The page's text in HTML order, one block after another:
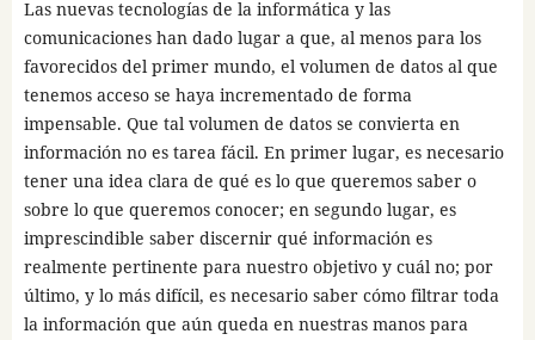
Las nuevas tecnologías de la informática y las
comunicaciones han dado lugar a que, al menos para los
favorecidos del primer mundo, el volumen de datos al que
tenemos acceso se haya incrementado de forma
impensable. Que tal volumen de datos se convierta en
información no es tarea fácil. En primer lugar, es necesario
tener una idea clara de qué es lo que queremos saber o
sobre lo que queremos conocer; en segundo lugar, es
imprescindible saber discernir qué información es
realmente pertinente para nuestro objetivo y cuál no; por
último, y lo más difícil, es necesario saber cómo filtrar toda
la información que aún queda en nuestras manos para